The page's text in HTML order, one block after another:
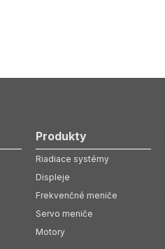
Produkty
Riadiace systémy
Displeje
Frekvenčné meniče
Servo meniče
Motory